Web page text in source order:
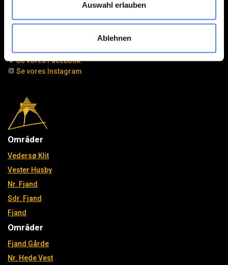
Auswahl erlauben
Ablehnen
post@klitferie.dk
Se vores Facebook
Se vores Instagram
Områder
Vedersø Klit
Vester Husby
Nr. Fjand
Sdr. Fjand
Fjand
Områder
Fjand Gårde
Nr. Hede Vest